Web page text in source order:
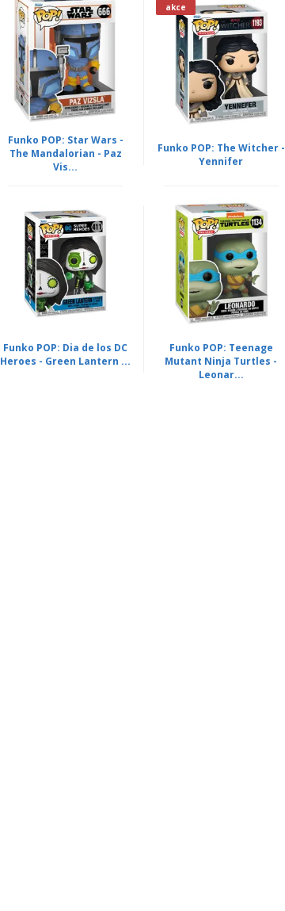
Funko POP: Star Wars -
The Mandalorian - Paz
Vis...
akce
Funko POP: The Witcher -
Yennifer
Funko POP: Dia de los DC
Heroes - Green Lantern ...
Funko POP: Teenage
Mutant Ninja Turtles -
Leonar...